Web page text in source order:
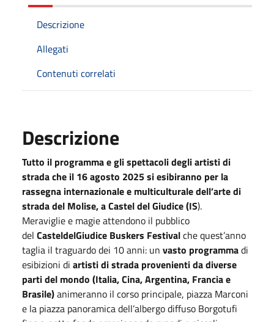
Descrizione
Allegati
Contenuti correlati
Descrizione
Tutto il programma e gli spettacoli degli artisti di
strada che il 16 agosto 2025 si esibiranno per la
rassegna internazionale e multiculturale dell’arte di
strada del Molise, a Castel del Giudice (IS).
Meraviglie e magie attendono il pubblico
del CasteldelGiudice Buskers Festivalche quest’anno
taglia il traguardo dei 10 anni: un vasto programmadi
esibizioni di artisti di strada provenienti da diverse
parti del mondo (Italia, Cina, Argentina, Francia e
Brasile)animeranno il corso principale, piazza Marconi
e la piazza panoramica dell’albergo diffuso Borgotufi